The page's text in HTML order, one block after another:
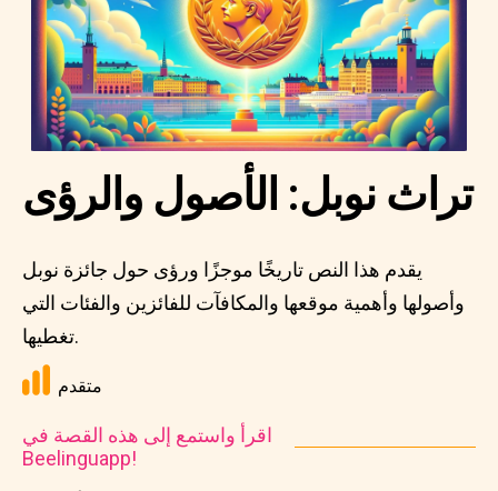
تراث نوبل: الأصول والرؤى
يقدم هذا النص تاريخًا موجزًا ورؤى حول جائزة نوبل
وأصولها وأهمية موقعها والمكافآت للفائزين والفئات التي
تغطيها.
متقدم
اقرأ واستمع إلى هذه القصة في
Beelinguapp!